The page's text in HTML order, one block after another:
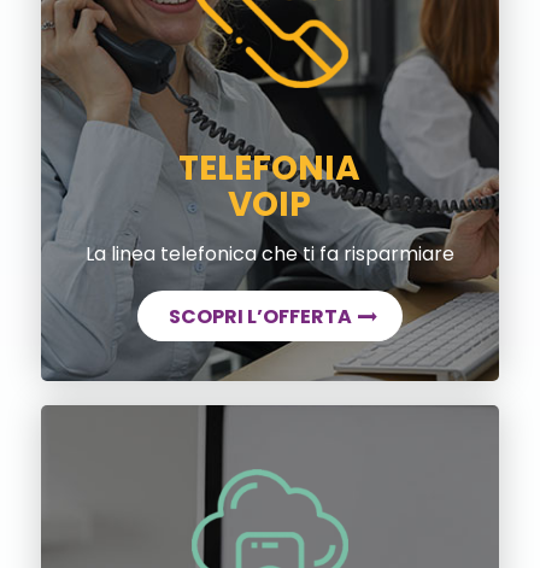
TELEFONIA
VOIP
La linea telefonica che ti fa risparmiare
SCOPRI L’OFFERTA